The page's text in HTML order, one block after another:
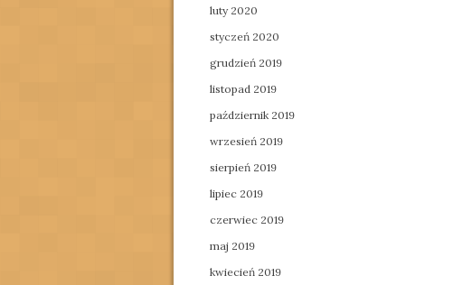
luty 2020
styczeń 2020
grudzień 2019
listopad 2019
październik 2019
wrzesień 2019
sierpień 2019
lipiec 2019
czerwiec 2019
maj 2019
kwiecień 2019